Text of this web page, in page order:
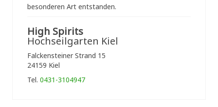
besonderen Art entstanden.
High Spirits
Hochseilgarten Kiel
Falckensteiner Strand 15
24159 Kiel
Tel. 0431-3104947